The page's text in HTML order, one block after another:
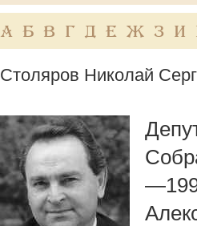
А Б В Г Д Е Ж З И
Столяров Николай